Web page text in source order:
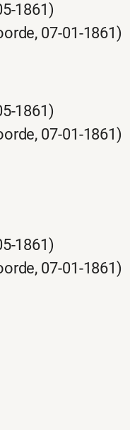
1861)
07-01-1861)
1861)
07-01-1861)
1861)
07-01-1861)